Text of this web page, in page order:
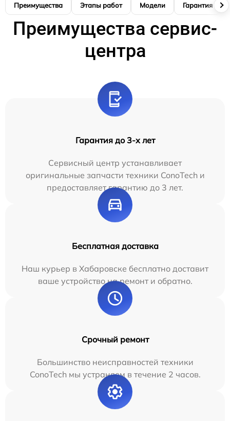
Преимущества Этапы работ Модели Гарантия
Преимущества сервис-
центра
Гарантия до 3-х лет
Сервисный центр устанавливает
оригинальные запчасти техники ConoTech и
предоставляет гарантию до 3 лет.
Бесплатная доставка
Наш курьер в Хабаровске бесплатно доставит
ваше устройство на ремонт и обратно.
Срочный ремонт
Большинство неисправностей техники
ConoTech мы устраняем в течение 2 часов.